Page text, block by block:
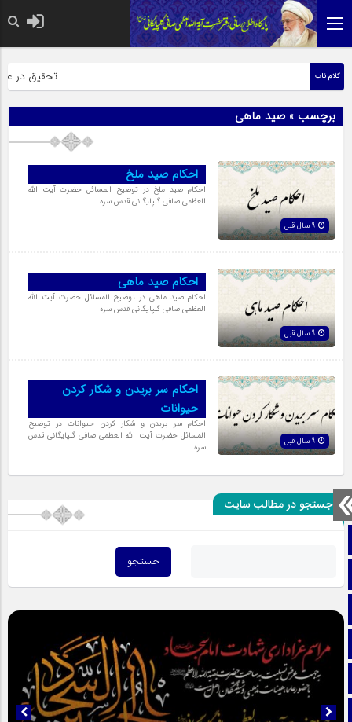
ایتا
آپارات
اینستاگرام
تلگرام
کلام ناب تحقیق در
برچسب » صید ماهی
احکام صید ملخ
احکام صید ملخ در توضیح المسائل حضرت آیت الله
العظمی صافی گلپایگانی قدس سره
احکام صید ماهی
احکام صید ماهی در توضیح المسائل حضرت آیت الله
العظمی صافی گلپایگانی قدس سره
احکام سر بریدن و شکار کردن
حیوانات
احکام سر بریدن و شکار کردن حیوانات در توضیح
المسائل حضرت آیت الله العظمی صافی گلپایگانی قدس
سره
جستجو در مطالب سایت